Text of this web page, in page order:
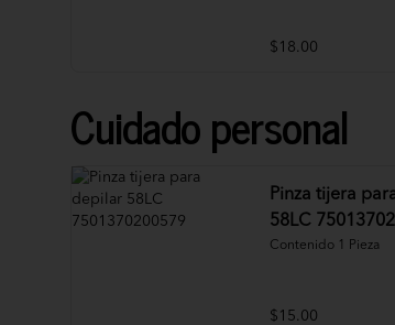
$18.00
Cuidado personal
Pinza tijera
58LC
Contenido 1 Pieza
$15.00